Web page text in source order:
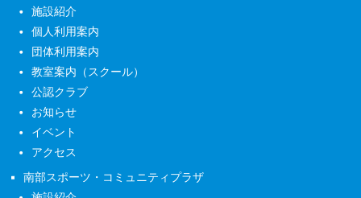
施設紹介
個人利用案内
団体利用案内
教室案内（スクール）
公認クラブ
お知らせ
イベント
アクセス
南部スポーツ・コミュニティプラザ